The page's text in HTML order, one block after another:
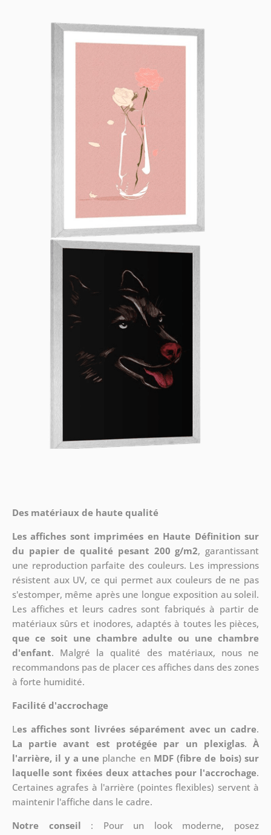
Des matériaux de haute qualité
Les affiches sont imprimées en Haute Définition sur
du papier de qualité pesant 200 g/m2, garantissant
une reproduction parfaite des couleurs. Les impressions
résistent aux UV, ce qui permet aux couleurs de ne pas
s'estomper, même après une longue exposition au soleil.
Les affiches et leurs cadres sont fabriqués à partir de
matériaux sûrs et inodores, adaptés à toutes les pièces,
que ce soit une chambre adulte ou une chambre
d'enfant. Malgré la qualité des matériaux, nous ne
recommandons pas de placer ces affiches dans des zones
à forte humidité.
Facilité d'accrochage
Les affiches sont livrées séparément avec un cadre.
La partie avant est protégée par un plexiglas.À
l'arrière, il y a une planche en MDF (fibre de bois) sur
laquelle sont fixées deux attaches pour l'accrochage.
Certaines agrafes à l'arrière (pointes flexibles) servent à
maintenir l'affiche dans le cadre.
Notre conseil : Pour un look moderne, posez